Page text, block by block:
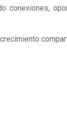
conexiones,